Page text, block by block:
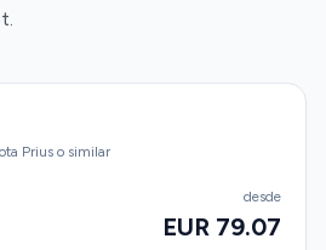
Prius o similar
desde
EUR 79.07